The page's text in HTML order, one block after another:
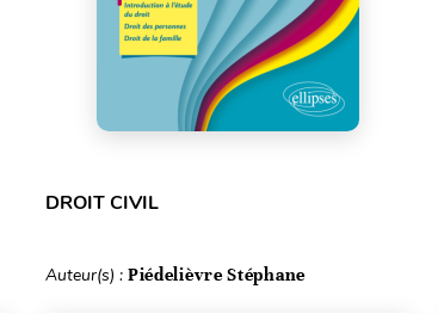
DROIT CIVIL
Auteur(s) : Piédelièvre Stéphane